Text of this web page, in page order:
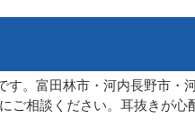
。富田林市・河内長野市・
相談ください。耳抜きが心